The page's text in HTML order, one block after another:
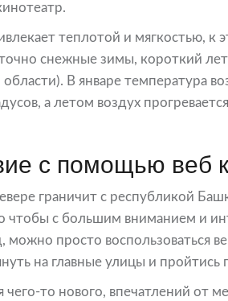
теплотой и мягкостью,
снежные зимы, короткий
области). В январе температура
а летом воздух
с помощью веб
граничит с республикой
чтобы с большим вниманием и
можно просто воспользоваться
на главные улицы и пройтись
чего-то нового, впечатлений от